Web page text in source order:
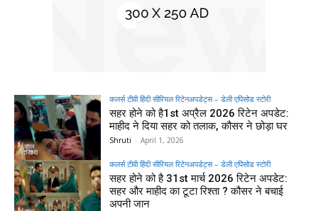
कलर्स टीवी हिंदी सीरियल रिटेनअपडेट्स – डेली एपिसोड स्टोरी
सहर होने को है1st अप्रैल 2026 रिटेन अपडेट:
माहीद ने दिया सहर को तलाक, कौसर ने छोड़ा घर
Shruti - April 1, 2026
कलर्स टीवी हिंदी सीरियल रिटेनअपडेट्स – डेली एपिसोड स्टोरी
सहर होने को है 31st मार्च 2026 रिटेन अपडेट:
सहर और माहीद का टूटा रिश्ता ? कौसर ने बचाई
अपनी जान